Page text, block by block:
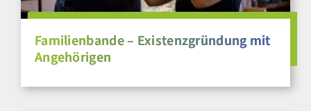
Familienbande – Existenzgründung mit
Angehörigen